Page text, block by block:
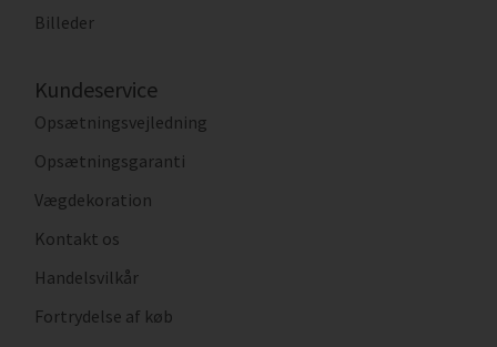
Billeder
Kundeservice
Opsætningsvejledning
Opsætningsgaranti
Vægdekoration
Kontakt os
Handelsvilkår
Fortrydelse af køb